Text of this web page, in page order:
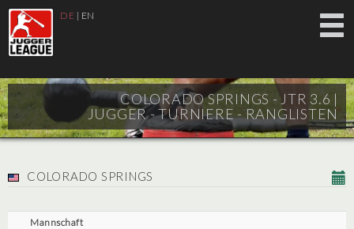
DE | EN
COLORADO SPRINGS - JTR 3.6 |
JUGGER - TURNIERE - RANGLISTEN
COLORADO SPRINGS
Mannschaft